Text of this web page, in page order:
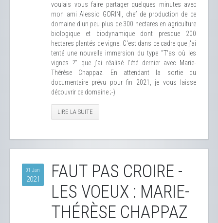
voulais vous faire partager quelques minutes avec
mon ami Alessio GORINI, chef de production de ce
domaine d'un peu plus de 300 hectares en agriculture
biologique et biodynamique dont presque 200
hectares plantés de vigne. C'est dans ce cadre que j'ai
tenté une nouvelle immersion du type "T'as où les
vignes ?" que j'ai réalisé l'été dernier avec Marie-
Thérèse Chappaz. En attendant la sortie du
documentaire prévu pour fin 2021, je vous laisse
découvrir ce domaine ;-)
LIRE LA SUITE
01 Jan
2021
FAUT PAS CROIRE -
LES VOEUX : MARIE-
THÉRÈSE CHAPPAZ